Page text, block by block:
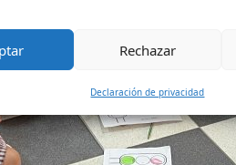
Rechazar
Declaración de privacidad